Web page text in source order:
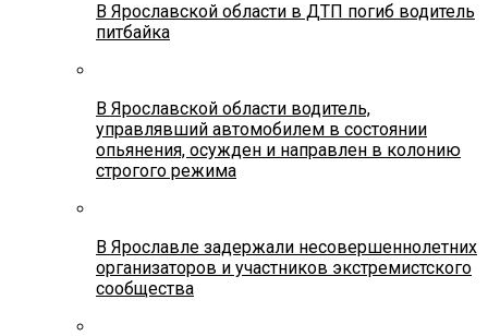
В Ярославской области в ДТП погиб водитель
питбайка
В Ярославской области водитель,
управлявший автомобилем в состоянии
опьянения, осужден и направлен в колонию
строгого режима
В Ярославле задержали несовершеннолетних
организаторов и участников экстремистского
сообщества